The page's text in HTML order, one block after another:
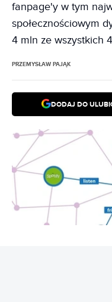
fanpage'y w tym
społecznościowym
4 mln ze wszystkich
PRZEMYSŁAW PAJĄK
DODAJ DO